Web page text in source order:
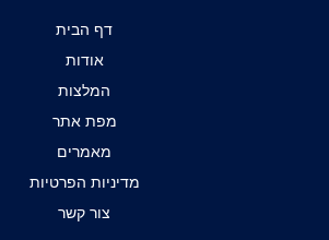
דף הבית
אודות
המלצות
מפת אתר
מאמרים
מדיניות הפרטיות
צור קשר